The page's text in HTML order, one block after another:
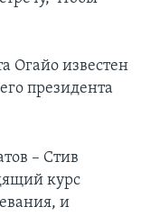
Огайо известен
президента
– Стив
курс
и